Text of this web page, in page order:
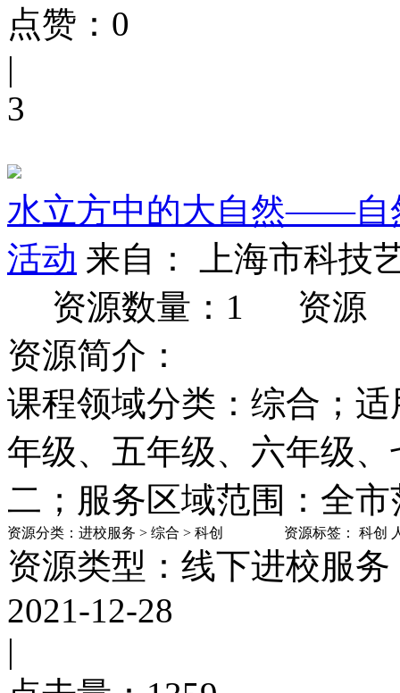
点赞： 0
|
3
水立方中的大自然——自
活动 来自： 上海市科技
资源数量：1
资源
资源简介：
课程领域分类：综合；
年级、五年级、六年级
二；服务区域范围：全
资源分类： 进校服务 > 综合 > 科创 资源标签： 科创
资源类型：线下进校服务
2021-12-28
|